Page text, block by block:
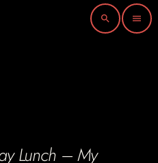
search menu
Lunch – My